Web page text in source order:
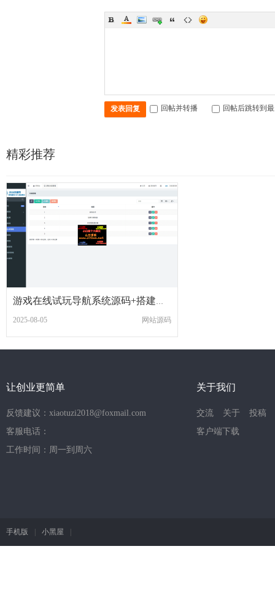
发表回复 回帖并转播 回帖后跳转到
精彩推荐
2025-08-05 网站源码
让创业更简单
反馈建议：xiaotuzi2018@foxmail.com
客服电话：
工作时间：周一到周六
关于我们
交流 关于
投稿
客户端下载
手机版 | 小黑屋 |